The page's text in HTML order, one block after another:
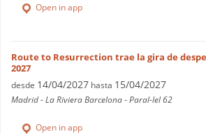
Open in app
Route to Resurrection trae la gira de
2027
desde 14/04/2027 hasta 15/04/2027
Madrid - La Riviera Barcelona - Paral-lel 62
Open in app